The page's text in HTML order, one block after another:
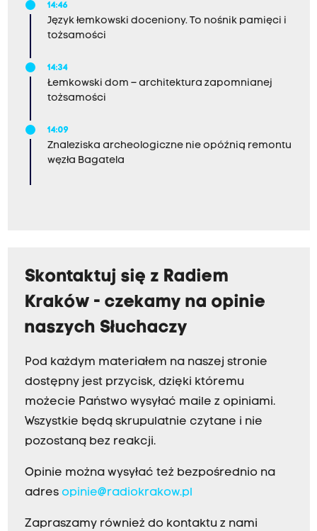
14:46
Język łemkowski doceniony. To nośnik pamięci i
tożsamości
14:34
Łemkowski dom – architektura zapomnianej
tożsamości
14:09
Znaleziska archeologiczne nie opóźnią remontu
węzła Bagatela
Skontaktuj się z Radiem
Kraków - czekamy na opinie
naszych Słuchaczy
Pod każdym materiałem na naszej stronie
dostępny jest przycisk, dzięki któremu
możecie Państwo wysyłać maile z opiniami.
Wszystkie będą skrupulatnie czytane i nie
pozostaną bez reakcji.
Opinie można wysyłać też bezpośrednio na
adres opinie@radiokrakow.pl
Zapraszamy również do kontaktu z nami